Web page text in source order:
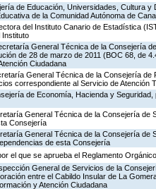
de Educación, Universidades, Cultura
de la Comunidad Autónoma de
del Instituto Canario de Estadística
Instituto
General Técnica de la Consejería
de 28 de marzo de 2011 (BOC 68, de
Ciudadana
General Técnica de la Consejería
correspondiente al Servicio de Atención
de Economía, Hacienda y
General Técnica de la Consejería
Consejería
General Técnica de la Consejería
de esta Consejería
el que se aprueba el Reglamento
General de Servicios de la
entre el Cabildo Insular de La
y Atención Ciudadana